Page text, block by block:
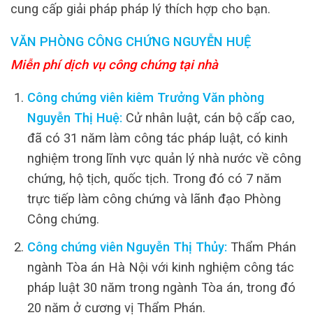
cung cấp giải pháp pháp lý thích hợp cho bạn.
VĂN PHÒNG CÔNG CHỨNG NGUYỄN HUỆ
Miễn phí dịch vụ công chứng tại nhà
Công chứng viên kiêm Trưởng Văn phòng
Nguyễn Thị Huệ: Cử nhân luật, cán bộ cấp cao,
đã có 31 năm làm công tác pháp luật, có kinh
nghiệm trong lĩnh vực quản lý nhà nước về công
chứng, hộ tịch, quốc tịch. Trong đó có 7 năm
trực tiếp làm công chứng và lãnh đạo Phòng
Công chứng.
Công chứng viên Nguyễn Thị Thủy: Thẩm Phán
ngành Tòa án Hà Nội với kinh nghiệm công tác
pháp luật 30 năm trong ngành Tòa án, trong đó
20 năm ở cương vị Thẩm Phán.